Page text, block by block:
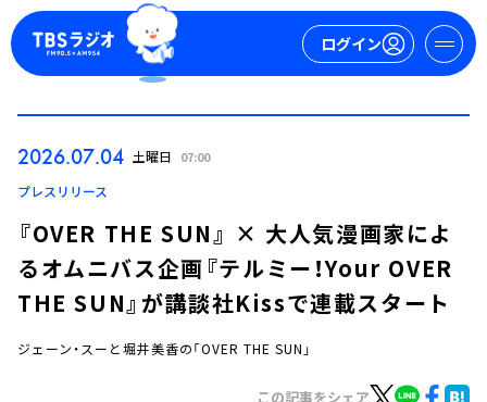
ログイン
2026.07.04 土曜日 07:00
プレスリリース
『OVER THE SUN』 × 大人気漫画家によ
るオムニバス企画『テルミー！Your OVER
THE SUN』が講談社Kissで連載スタート
ジェーン・スーと堀井美香の「OVER THE SUN」
この記事をシェア